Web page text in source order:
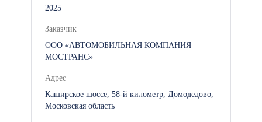
2025
Заказчик
ООО «АВТОМОБИЛЬНАЯ КОМПАНИЯ –
МОСТРАНС»
Адрес
Каширское шоссе, 58-й километр, Домодедово,
Московская область